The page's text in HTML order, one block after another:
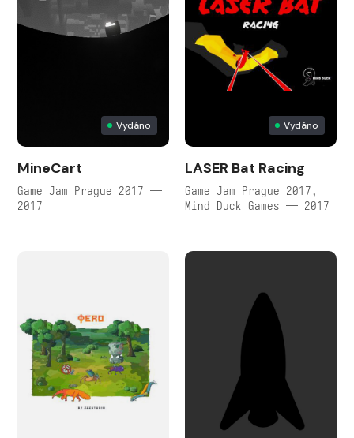
Vydáno
MineCart
Game Jam Prague 2017 —
2017
Vydáno
LASER Bat Racing
Game Jam Prague 2017,
Mind Duck Games — 2017